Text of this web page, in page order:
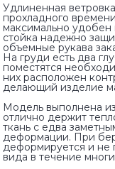
Удлиненная
прохладного
максимально
стойка надежно
объемные рукава
На груди есть два
поместятся
них расположен
делающий изделие
Модель выполнена
отлично держит
ткань с едва
деформации. При
деформируется и не
вида в течение